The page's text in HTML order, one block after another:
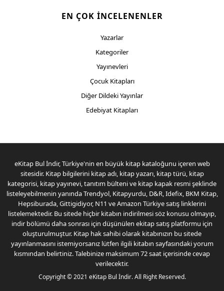
EN ÇOK İNCELENENLER
Yazarlar
Kategoriler
Yayınevleri
Çocuk Kitapları
Diğer Dildeki Yayınlar
Edebiyat Kitapları
eKitap Bul İndir, Türkiye'nin en büyük kitap kataloğunu içeren web
sitesidir. Kitap bilgilerini kitap adı, kitap yazarı, kitap türü, kitap
kategorisi, kitap yayınevi, tanıtım bülteni ve kitap kapak resmi şeklinde
listeleyebilmenin yanında Trendyol, Kitapyurdu, D&R, Idefix, BKM Kitap,
Hepsiburada, Gittigidiyor, N11 ve Amazon Türkiye satış linklerini
listelemektedir. Bu sitede hiçbir kitabın indirilmesi söz konusu olmayıp,
indir bölümü daha sonrası için düşünülen ekitap satış platformu için
oluşturulmuştur. Kitap hak sahibi olarak kitabınızın bu sitede
yayınlanmasını istemiyorsanız lütfen ilgili kitabın sayfasındaki yorum
kısmından belirtiniz. Talebinize maksimum 72 saat içerisinde cevap
verilecektir.
Copyright © 2021 eKitap Bul İndir. All Right Reserved.